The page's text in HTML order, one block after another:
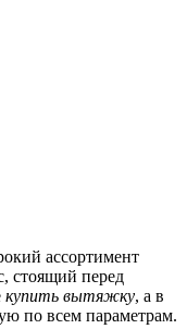
ассортимент
стоящий перед
купить вытяжку, а в
по всем параметрам.